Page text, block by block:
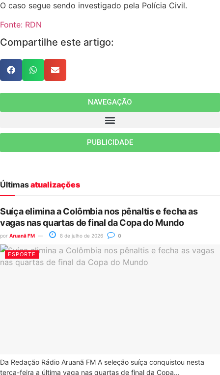
O caso segue sendo investigado pela Polícia Civil.
Fonte: RDN
Compartilhe este artigo:
NAVEGAÇÃO
PUBLICIDADE
Últimasatualizações
Suíça elimina a Colômbia nos pênaltis e fecha as
vagas nas quartas de final da Copa do Mundo
por Aruanã FM 8 de julho de 2026 0
ESPORTE
Da Redação Rádio Aruanã FM A seleção suíça conquistou nesta
terça-feira a última vaga nas quartas de final da Copa...